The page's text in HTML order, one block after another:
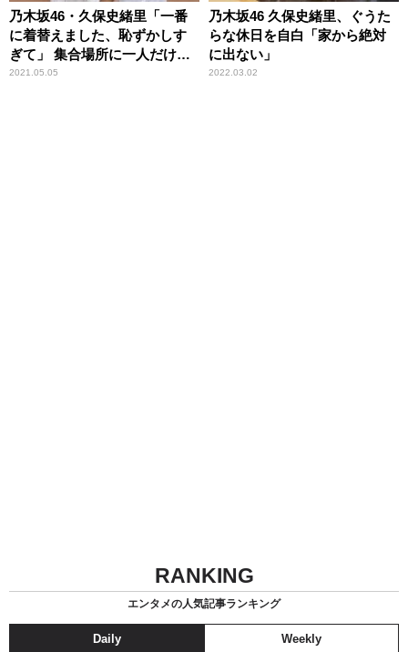
乃木坂46・久保史緒里「一番
に着替えました、恥ずかしす
ぎて」 集合場所に一人だけラ
フすぎる姿で登場し……
2021.05.05
乃木坂46 久保史緒里、ぐうた
らな休日を自白「家から絶対
に出ない」
2022.03.02
RANKING
エンタメの人気記事ランキング
Daily Weekly